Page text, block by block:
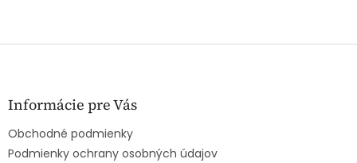
Z
Informácie pre Vás
Obchodné podmienky
Podmienky ochrany osobných údajov